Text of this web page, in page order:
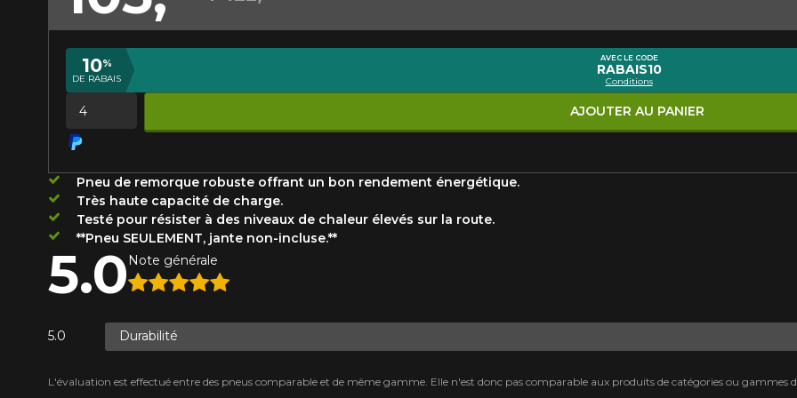
Pneu de remorque robuste offrant un bon rendement énergétique.
Très haute capacité de charge.
Testé pour résister à des niveaux de chaleur élevés sur la route.
**Pneu SEULEMENT, jante non-incluse.**
10%
DE RABAIS
AVEC LE CODE
RABAIS10
Conditions
AJOUTER AU PANIER
5.0 Note générale
Durabilité
L'évaluation est effectué entre des pneus comparable et de même gamme. Elle n'est donc pas comparable aux produits de catégories ou gammes
Année
KM parcourus Style de conduite Condition de route
Note
3 4
Commentaire
VOICI LES DIMENSIONS POUR VOTRE VÉHICULE
Malheureusement, aucun résultat ne convenant parfaitement à votre recherche
*Attention cette dimension représente une possibilité d'équipement pour votre véhicule, vous devez vérifier